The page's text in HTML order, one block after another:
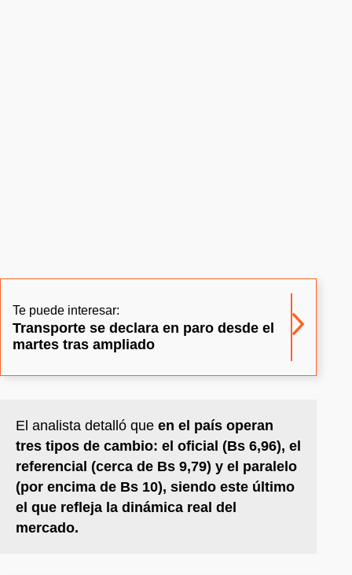
Te puede interesar:
Transporte se declara en paro desde el
martes tras ampliado
El analista detalló que en el país operan
tres tipos de cambio: el oficial (Bs 6,96), el
referencial (cerca de Bs 9,79) y el paralelo
(por encima de Bs 10), siendo este último
el que refleja la dinámica real del
mercado.